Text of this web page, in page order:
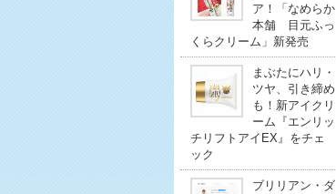
ア！「なめらか
本舗 目元ふっ
くらクリーム」新発売
まぶたにハリ・
ツヤ、引き締め
も！新アイクリ
ーム『エンリッ
チリフトアイEX』をチェ
ック
ブリリアン・ダ